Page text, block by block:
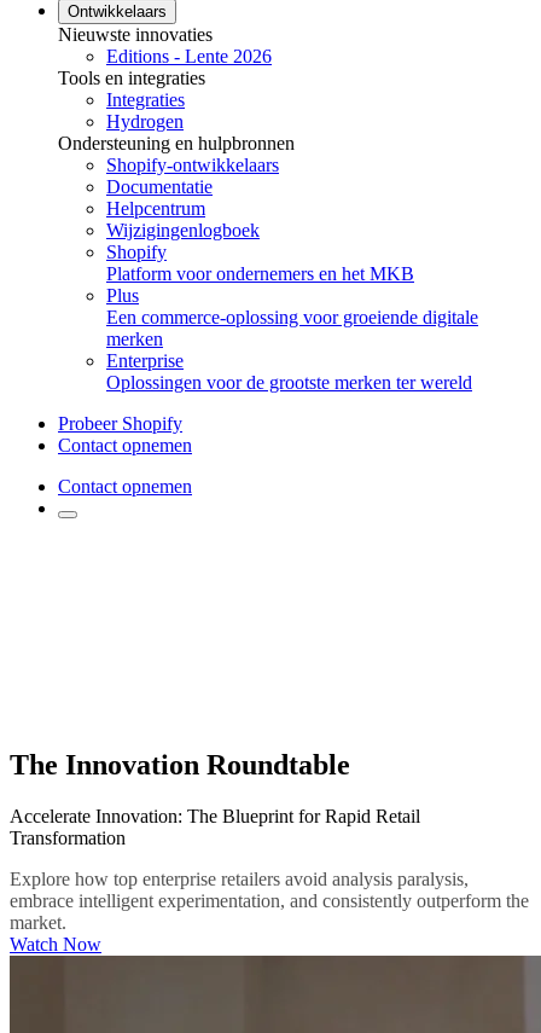
Ontwikkelaars
Nieuwste innovaties
Editions - Lente 2026
Tools en integraties
Integraties
Hydrogen
Ondersteuning en hulpbronnen
Shopify-ontwikkelaars
Documentatie
Helpcentrum
Wijzigingenlogboek
Shopify
Platform voor ondernemers en het MKB
Plus
Een commerce-oplossing voor groeiende digitale
merken
Enterprise
Oplossingen voor de grootste merken ter wereld
Probeer Shopify
Contact opnemen
Contact opnemen
The Innovation Roundtable
Accelerate Innovation: The Blueprint for Rapid Retail
Transformation
Explore how top enterprise retailers avoid analysis paralysis,
embrace intelligent experimentation, and consistently outperform the
market.
Watch Now